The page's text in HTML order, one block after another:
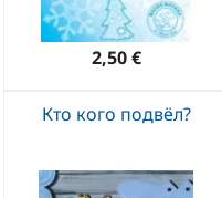
2,50 €
Кто кого подвёл?